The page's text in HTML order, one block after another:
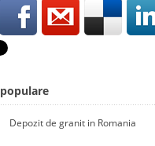
Depozit de granit in Romania